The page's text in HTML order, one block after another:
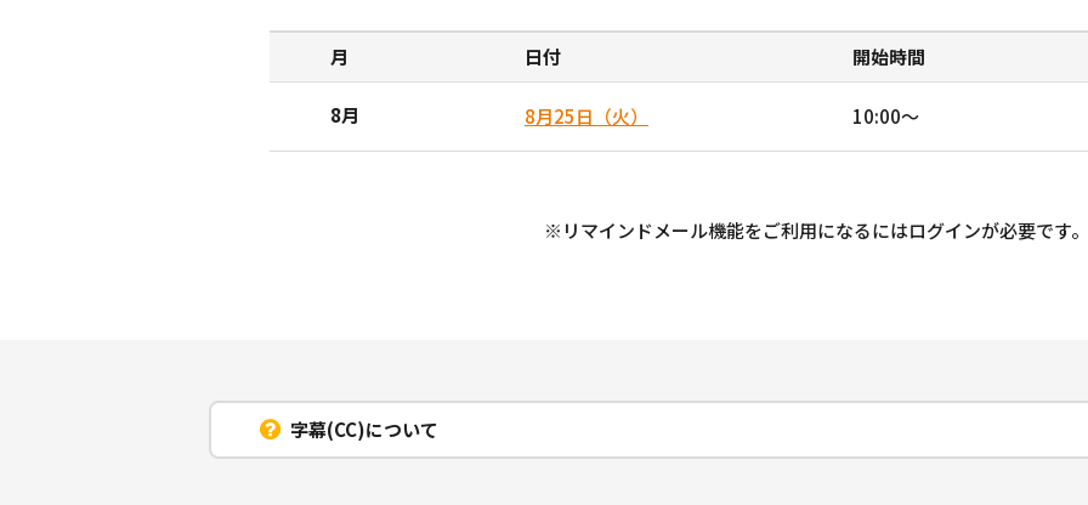
月 日付 開始時間
8月 8月25日（火） 10:00〜
※リマインドメール機能をご利用になるにはログインが必要です。
字幕(CC)について